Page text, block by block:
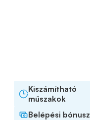
Kiszámítható
műszakok
Belépési bónusz